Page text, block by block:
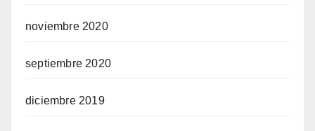
noviembre 2020
septiembre 2020
diciembre 2019